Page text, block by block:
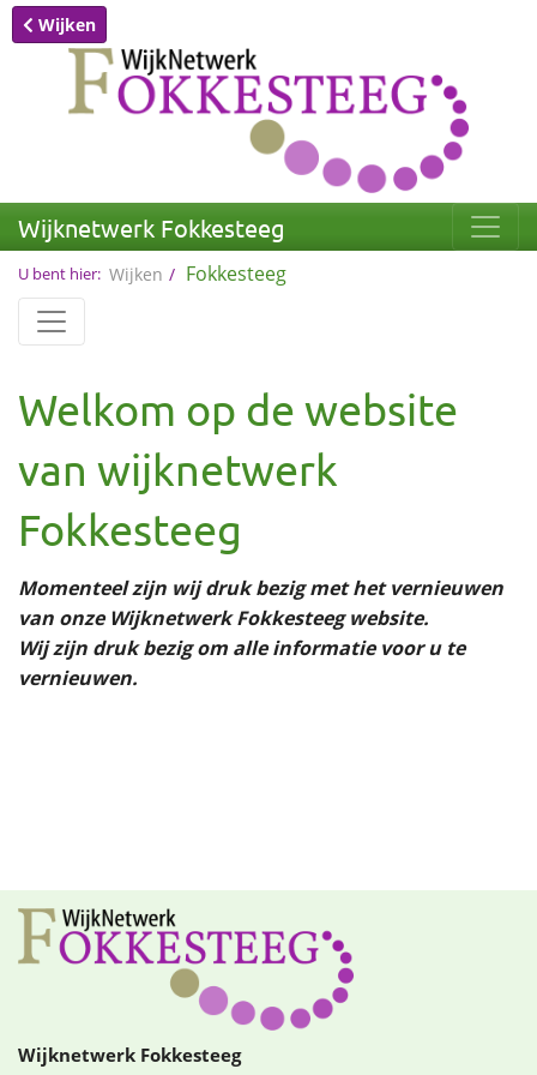
Wijken
Wijknetwerk Fokkesteeg
U bent hier: Wijken Fokkesteeg
Welkom op de website
van wijknetwerk
Fokkesteeg
Momenteel zijn wij druk bezig met het vernieuwen
van onze Wijknetwerk Fokkesteeg website.
Wij zijn druk bezig om alle informatie voor u te
vernieuwen.
Wijknetwerk Fokkesteeg